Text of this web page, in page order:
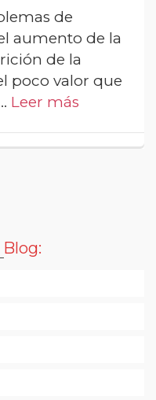
de
aumento de la
de la
poco valor que
Leer más